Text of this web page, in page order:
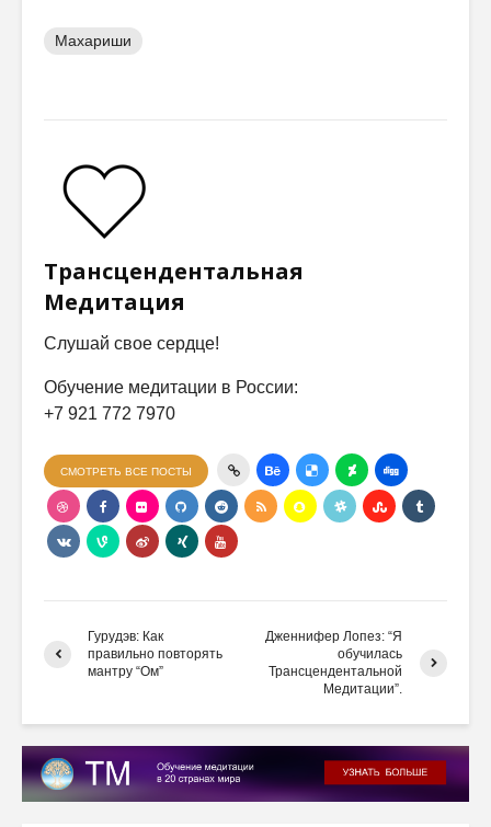
Махариши
Трансцендентальная
Медитация
Слушай свое сердце!
Обучение медитации в России:
+7 921 772 7970
СМОТРЕТЬ ВСЕ ПОСТЫ
Гурудэв: Как
правильно повторять
мантру “Ом”
Дженнифер Лопез: “Я
обучилась
Трансцендентальной
Медитации”.